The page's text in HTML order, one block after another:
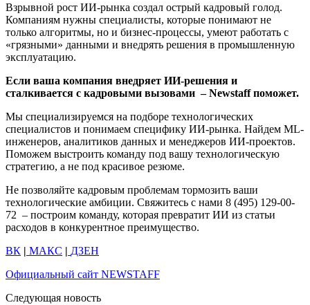
Взрывной рост ИИ-рынка создал острый кадровый голод.
Компаниям нужны специалисты, которые понимают не
только алгоритмы, но и бизнес-процессы, умеют работать с
«грязными» данными и внедрять решения в промышленную
эксплуатацию.
Если ваша компания внедряет ИИ-решения и
сталкивается с кадровыми вызовами – Newstaff поможет.
Мы специализируемся на подборе технологических
специалистов и понимаем специфику ИИ-рынка. Найдем ML-
инженеров, аналитиков данных и менеджеров ИИ-проектов.
Поможем выстроить команду под вашу технологическую
стратегию, а не под красивое резюме.
Не позволяйте кадровым проблемам тормозить ваши
технологические амбиции. Свяжитесь с нами 8 (495) 129-00-
72 – построим команду, которая превратит ИИ из статьи
расходов в конкурентное преимущество.
ВК | МАКС | ДЗЕН
Официальный сайт NEWSTAFF
Следующая новость